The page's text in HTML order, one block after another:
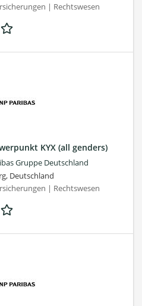
| Rechtswesen
KYX (all genders)
Gruppe Deutschland
Deutschland
| Rechtswesen